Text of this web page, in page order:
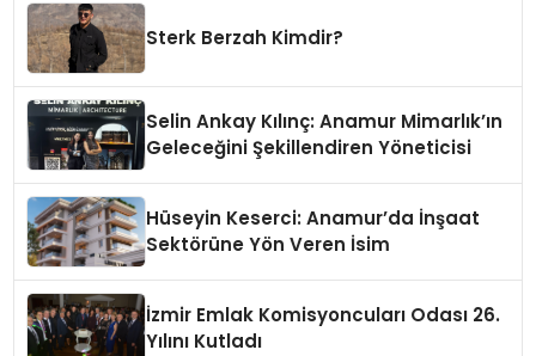
Sterk Berzah Kimdir?
Selin Ankay Kılınç: Anamur Mimarlık’ın
Geleceğini Şekillendiren Yöneticisi
Hüseyin Keserci: Anamur’da İnşaat
Sektörüne Yön Veren İsim
İzmir Emlak Komisyoncuları Odası 26.
Yılını Kutladı